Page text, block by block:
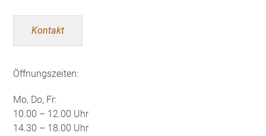
Kontakt
Öffnungszeiten:
Mo, Do, Fr:
10.00 – 12.00 Uhr
14.30 – 18.00 Uhr